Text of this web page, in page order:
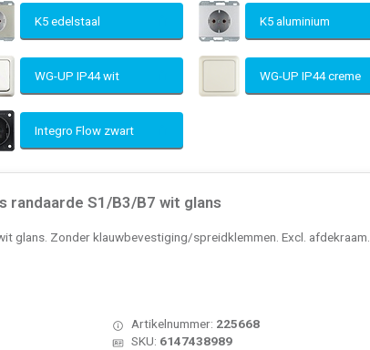
K5 edelstaal K5 aluminium
WG-UP IP44 wit WG-UP IP44 creme
Integro Flow zwart
S1/B3/B7 wit glans
glans. Zonder klauwbevestiging/spreidklemmen. Excl. afdekraam.
Artikelnummer: 225668
SKU: 6147438989